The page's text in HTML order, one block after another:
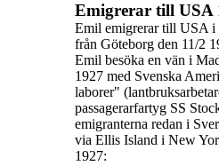
Emigrerar till USA
Emil emigrerar till USA i
från Göteborg den 11/2
Emil besöka en vän i
1927 med Svenska
laborer"
passagerarfartyg SS
emigranterna redan i
via Ellis Island i New
1927: